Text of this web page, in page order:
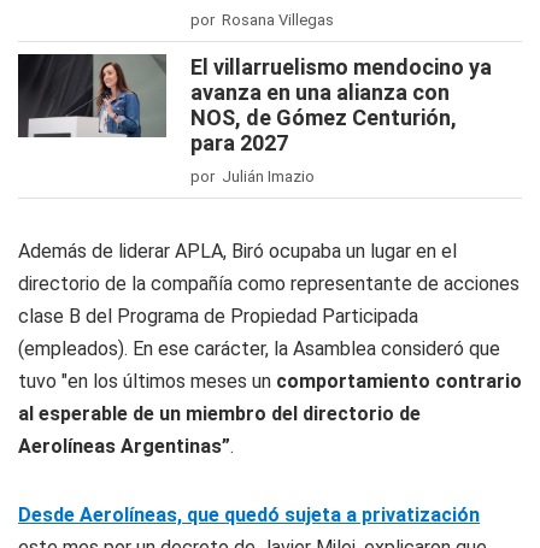
por Rosana Villegas
El villarruelismo mendocino ya
avanza en una alianza con
NOS, de Gómez Centurión,
para 2027
por Julián Imazio
Además de liderar APLA, Biró ocupaba un lugar en el
directorio de la compañía como representante de acciones
clase B del Programa de Propiedad Participada
(empleados). En ese carácter, la Asamblea consideró que
tuvo "en los últimos meses un comportamiento contrario
al esperable de un miembro del directorio de
Aerolíneas Argentinas”.
Desde Aerolíneas, que quedó sujeta a privatización